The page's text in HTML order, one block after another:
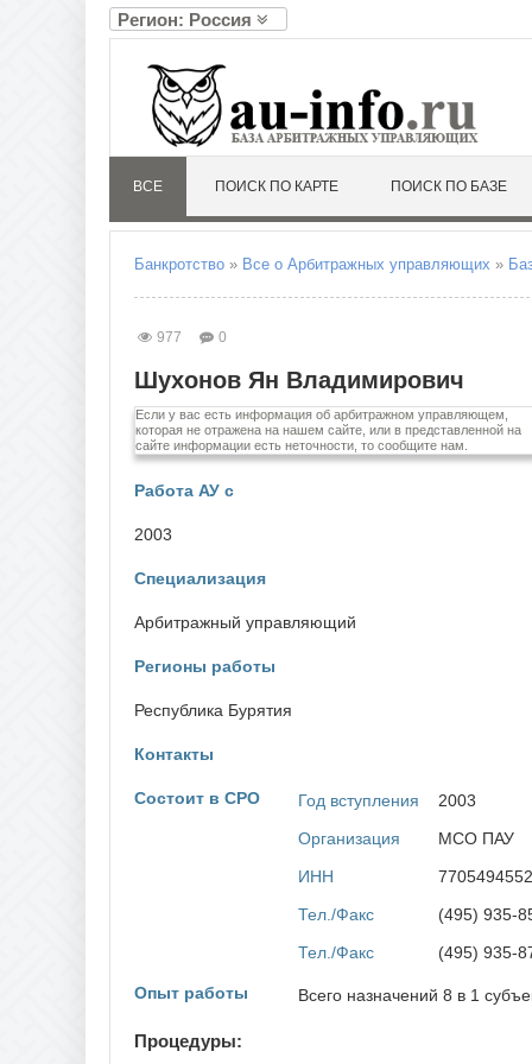
Регион: Россия
А
Алтайский край
Амурская область
Архангельская область
Астраханская область
Белгородская область
В
Волгоградская область
Воронежская область
Е
Еврейская автономная область
Забайкальский край
И
Иркутская область
Кабардино-Балкарская Республика
Кемеровская область
М
Н
О
ВСЕ ПОИСК ПО КАРТЕ ПОИСК ПО БАЗЕ
Банкротство » Все о Арбитражных управляющих »
977 0
Шухонов Ян Владимирович
Если у вас есть информация об арбитражном управляющем,
которая не отражена на нашем сайте, или в представленной на
сайте информации есть неточности, то сообщите нам.
Работа АУ с
2003
Специализация
Арбитражный управляющий
Регионы работы
Республика Бурятия
Контакты
Состоит в СРО Год вступления
2003
Организация
МСО ПАУ
ИНН
7705494552
Тел./Факс
(495) 935-
Тел./Факс
(495) 935-
Опыт работы Всего назначений 8 в 1
Процедуры: